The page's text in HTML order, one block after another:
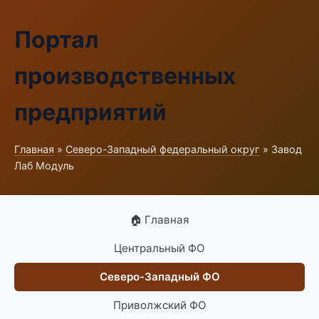
Портал
производственных
предприятий
Главная » Северо-Западный федеральный округ » Завод
Лаб Модуль
🏠 Главная
Центральный ФО
Северо-Западный ФО
Приволжский ФО